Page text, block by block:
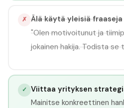
✗ Älä käytä yleisiä fraaseja
"Olen motivoitunut ja
jokainen hakija. Todista se
✓ Viittaa yrityksen
Mainitse konkreettinen